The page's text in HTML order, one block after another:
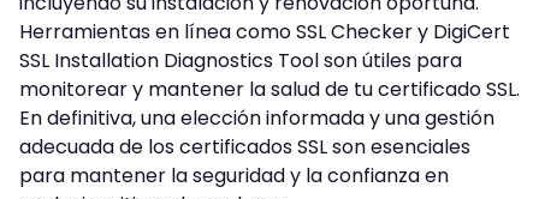
Herramientas en línea como SSL Checker y DigiCert
SSL Installation Diagnostics Tool son útiles para
monitorear y mantener la salud de tu certificado SSL.
En definitiva, una elección informada y una gestión
adecuada de los certificados SSL son esenciales
para mantener la seguridad y la confianza en